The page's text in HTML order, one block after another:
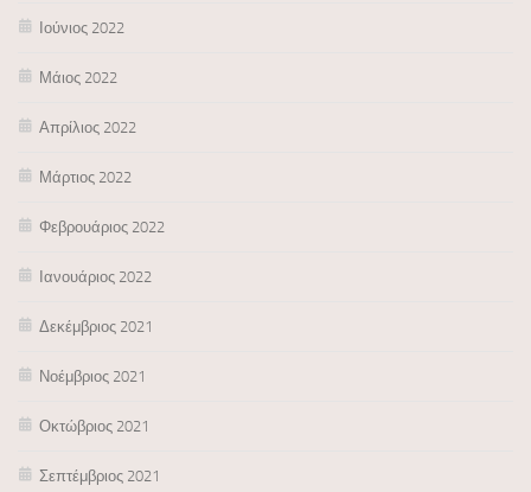
Ιούνιος 2022
Μάιος 2022
Απρίλιος 2022
Μάρτιος 2022
Φεβρουάριος 2022
Ιανουάριος 2022
Δεκέμβριος 2021
Νοέμβριος 2021
Οκτώβριος 2021
Σεπτέμβριος 2021